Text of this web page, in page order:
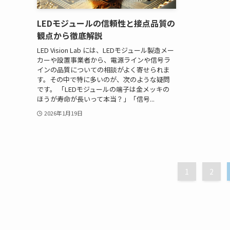
LEDモジュールの信頼性と接点品質の
観点から徹底解説
LED Vision Lab には、LEDモジュール製造メー
カーや設置事業者から、電源ラインや信号ラ
インの品質についての相談がよく寄せられま
す。その中で特に多いのが、次のような疑問
です。 「LEDモジュールの端子は金メッキの
ほうが寿命が長いって本当？」「信号...
2026年1月19日
1 2